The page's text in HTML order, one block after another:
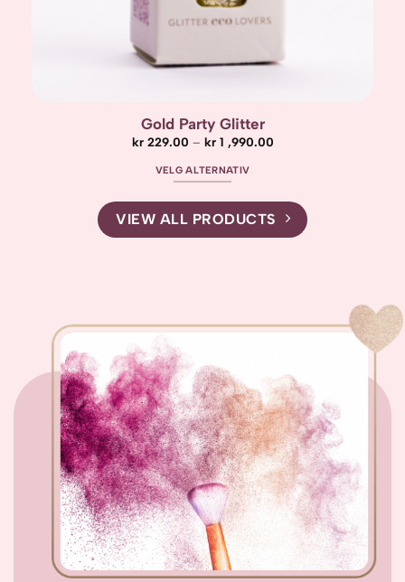
Eyes on you palette
kr249.00
LEGG I HANDLEKURV
VIEW ALL PRODUCTS